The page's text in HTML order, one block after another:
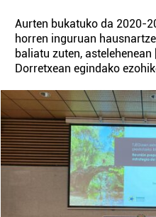
Aurten bukatuko da 2020-
horren inguruan
baliatu zuten,
Dorretxean egindako